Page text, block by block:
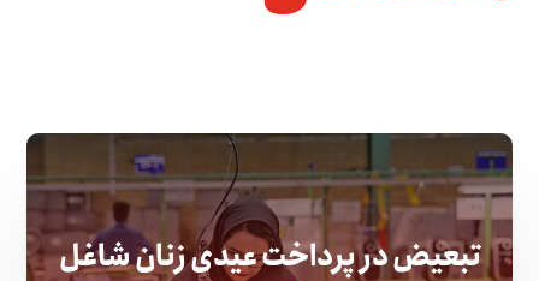
تبعیض در پرداخت عیدی زنان شاغل